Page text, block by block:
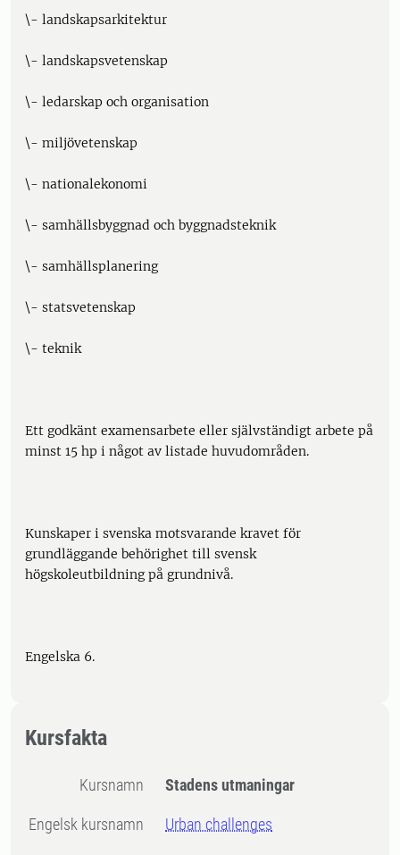
\- landskapsarkitektur
\- landskapsvetenskap
\- ledarskap och organisation
\- miljövetenskap
\- nationalekonomi
\- samhällsbyggnad och byggnadsteknik
\- samhällsplanering
\- statsvetenskap
\- teknik
Ett godkänt examensarbete eller självständigt arbete på
minst 15 hp i något av listade huvudområden.
Kunskaper i svenska motsvarande kravet för
grundläggande behörighet till svensk
högskoleutbildning på grundnivå.
Engelska 6.
Kursfakta
Kursnamn Stadens utmaningar
Engelsk kursnamn Urban challenges